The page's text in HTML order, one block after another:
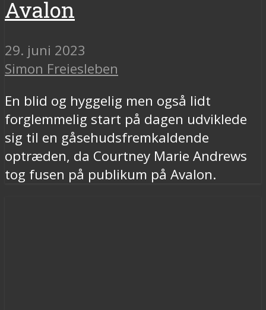
Avalon
29. juni 2023
Simon Freiesleben
En blid og hyggelig men også lidt
forglemmelig start på dagen udviklede
sig til en gåsehudsfremkaldende
optræden, da Courtney Marie Andrews
tog fusen på publikum på Avalon.